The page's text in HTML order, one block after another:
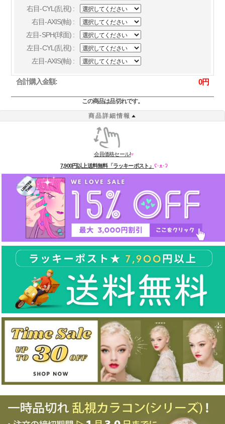
右目-CYL(乱視) :
右目-AXIS(軸) :
左目-SPH(球面) :
左目-CYL(乱視) :
左目-AXIS(軸) :
合計購入金額: 0円
この商品は品切れです。
商品詳細情報
会員価格セール!♥
7,900円以上送料無料「ラッキーポスト」 ʕ·ᴥ·ʔ